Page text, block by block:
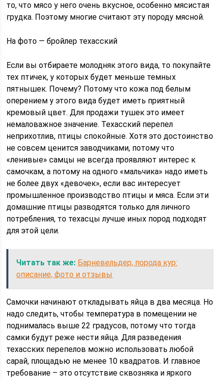
то, что мясо у него очень вкусное, особенно мясистая
грудка. Поэтому многие считают эту породу мясной.
На фото — бройлер техасский
Если вы отбираете молодняк этого вида, то покупайте
тех птичек, у которых будет меньше темных
пятнышек. Почему? Потому что кожа под белым
оперением у этого вида будет иметь приятный
кремовый цвет. Для продажи тушек это имеет
немаловажное значение. Техасский перепел
неприхотлив, птицы спокойные. Хотя это достоинство
не совсем ценится заводчиками, потому что
«ленивые» самцы не всегда проявляют интерес к
самочкам, а потому на одного «мальчика» надо иметь
не более двух «девочек», если вас интересует
промышленное производство птицы и мяса. Если эти
домашние птицы разводятся только для личного
потребления, то техасцы лучше иных пород подходят
для этой цели.
Читать так же: Барневельдер, порода кур:
описание, фото и отзывы
Самочки начинают откладывать яйца в два месяца. Но
надо следить, чтобы температура в помещении не
поднималась выше 22 градусов, потому что тогда
самки будут реже нести яйца. Для разведения
техасских перепелов можно использовать любой
сарай, площадью не менее 10 квадратов. И главное
требование – это отсутствие сквозняка и яркого